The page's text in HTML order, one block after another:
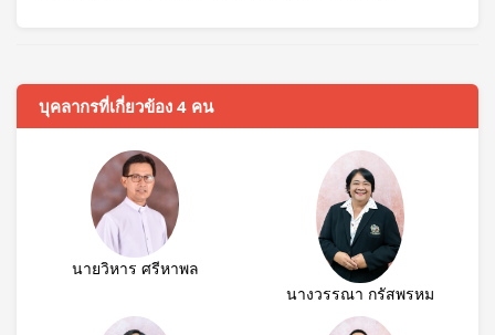
บุคลากรที่เกี่ยวข้อง 4 คน
นายวิหาร ศรีหาพล
นางวรรณา กรัสพรหม